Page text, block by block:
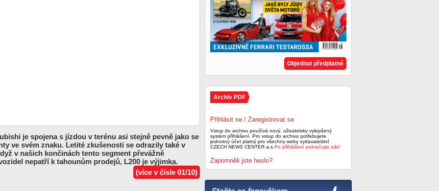
je spojena s jízdou v terénu asi stejně pevně jako se
ve svém znaku. Letité zkušenosti se odrazily také v
v našich končinách tento segment převážně
nepatří k tahounům prodejů, L200 je výjimka.
(více v čísle 01/10)
Objednat předplatné
Archiv PDF
Přihlásit se / Zaregistrovat se
Vstup do archivu používá nový, uživatelsky vylepšený
systém přihlášení. Pro vstup do archivu potřebujete
jednotný účet platný pro všechny weby vydavatelství
CZECH NEWS CENTER a.s. Po přihlášení pokračujte zde!
Zapomněli jste heslo?